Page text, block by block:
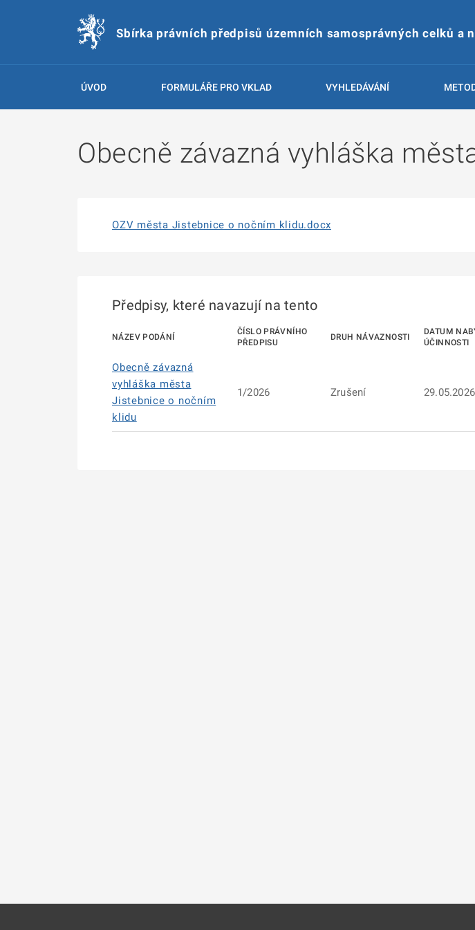
Sbírka právních předpisů územních samosprávných celků a
ÚVOD FORMULÁŘE PRO VKLAD VYHLEDÁVÁNÍ
Obecně závazná vyhláška
OZV města Jistebnice o nočním klidu.docx
Předpisy, které navazují na tento
NÁZEV PODÁNÍ
ČÍSLO PRÁVNÍHO
PŘEDPISU
DRUH NÁVAZNOSTI
DATUM
ÚČINNOSTI
Obecně závazná
vyhláška města
Jistebnice o nočním
klidu
1/2026 Zrušení 29.05.2026